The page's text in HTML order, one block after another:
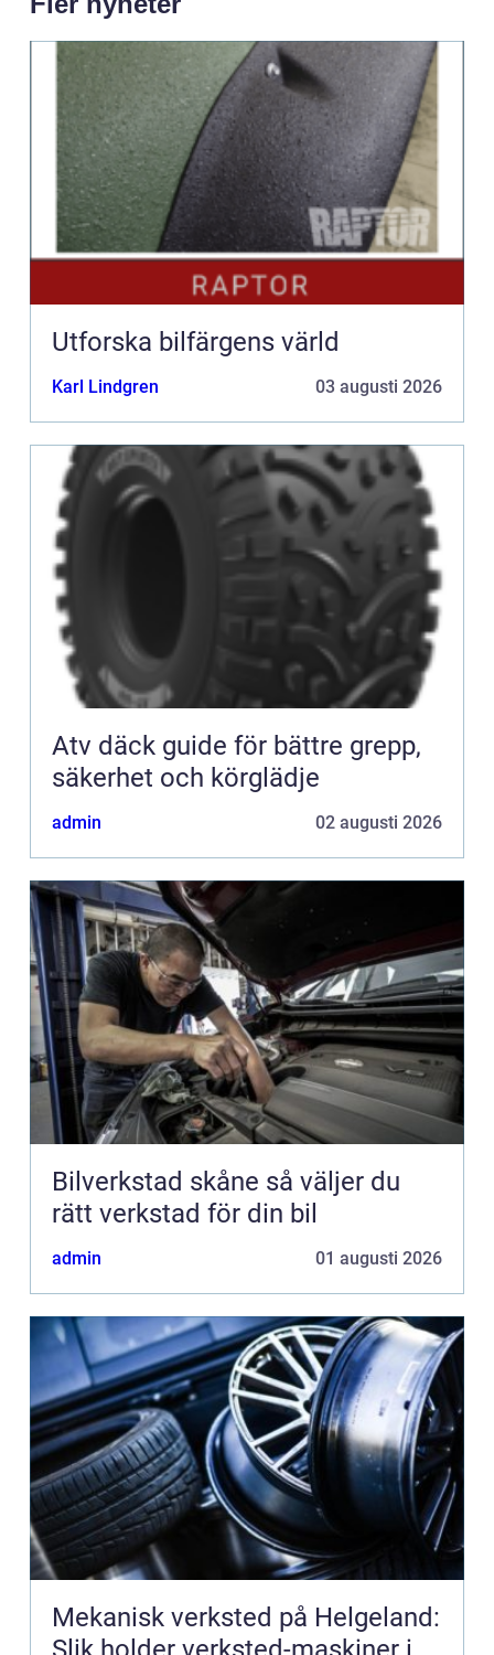
Utforska bilfärgens värld
Karl Lindgren 03 augusti 2026
Atv däck guide för bättre grepp,
säkerhet och körglädje
admin 02 augusti 2026
Bilverkstad skåne så väljer du
rätt verkstad för din bil
admin 01 augusti 2026
Mekanisk verksted på Helgeland: